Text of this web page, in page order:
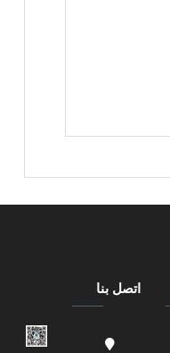
اتصل بنا